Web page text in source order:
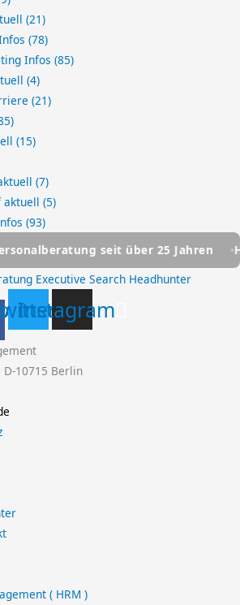
(21)
(78)
Infos(85)
(4)
(21)
(15)
(7)
aktuell(5)
(93)
seit über 25 Jahren
HSC
Instagram
D-10715 Berlin
( HRM )